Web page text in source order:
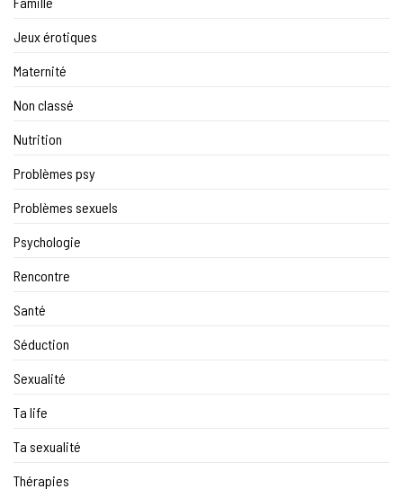
Jeux érotiques
Maternité
Non classé
Nutrition
Problèmes psy
Problèmes sexuels
Psychologie
Rencontre
Santé
Séduction
Sexualité
Ta life
Ta sexualité
Thérapies